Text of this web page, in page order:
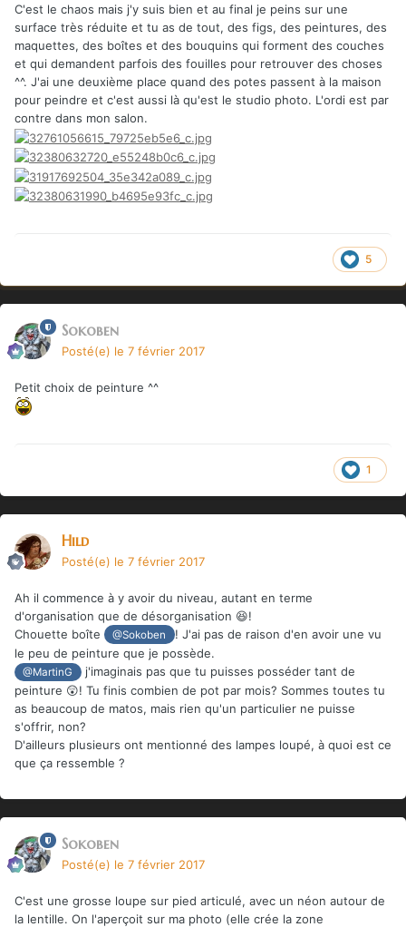
C'est le chaos mais j'y suis bien et au final je peins sur une
surface très réduite et tu as de tout, des figs, des peintures, des
maquettes, des boîtes et des bouquins qui forment des couches
et qui demandent parfois des fouilles pour retrouver des choses
^^. J'ai une deuxième place quand des potes passent à la maison
pour peindre et c'est aussi là qu'est le studio photo. L'ordi est par
contre dans mon salon.
5
Sokoben
Posté(e) le 7 février 2017
Petit choix de peinture ^^
1
Hild
Posté(e) le 7 février 2017
Ah il commence à y avoir du niveau, autant en terme
d'organisation que de désorganisation 😆!
Chouette boîte
@Sokoben
! J'ai pas de raison d'en avoir une vu
le peu de peinture que je possède.
@MartinG
j'imaginais pas que tu puisses posséder tant de
peinture 😲! Tu finis combien de pot par mois? Sommes toutes tu
as beaucoup de matos, mais rien qu'un particulier ne puisse
s'offrir, non?
D'ailleurs plusieurs ont mentionné des lampes loupé, à quoi est ce
que ça ressemble ?
Sokoben
Posté(e) le 7 février 2017
C'est une grosse loupe sur pied articulé, avec un néon autour de
la lentille. On l'aperçoit sur ma photo (elle crée la zone